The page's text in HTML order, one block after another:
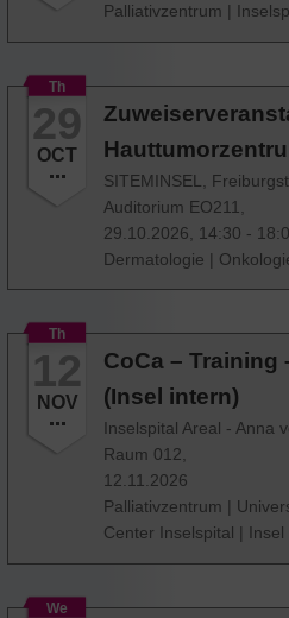
Palliativzentrum |
Th
29
OCT
SITEMINSEL,
Auditorium EO211,
29.10.2026, 14:30 -
Dermatologie |
Th
12
NOV
CoCa –
(Insel intern)
Inselspital Areal - Anna
Raum 012,
12.11.2026
Palliativzentrum |
Center Inselspital | Insel
We